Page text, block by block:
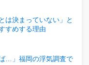
は決まっていない」と
すめする理由
…」福岡の浮気調査で